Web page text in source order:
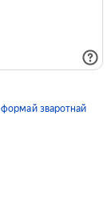
формай зваротнай